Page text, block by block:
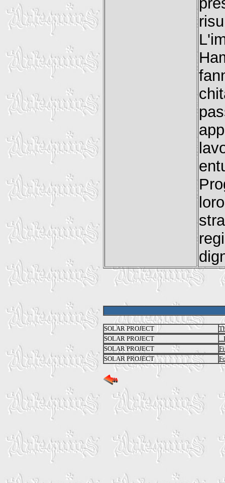
SOLAR PROJECT
SOLAR PROJECT
SOLAR PROJECT
SOLAR PROJECT